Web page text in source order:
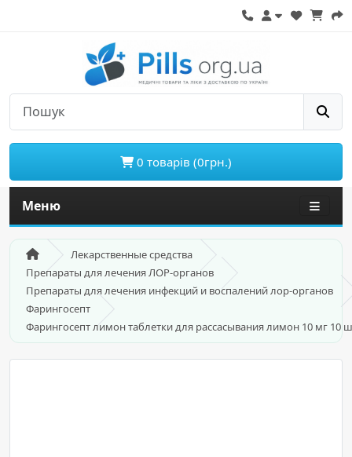
0 товарів (0грн.)
Меню
Лекарственные средства
Препараты для лечения ЛОР-органов
Препараты для лечения инфекций и воспалений лор-органов
Фарингосепт
Фарингосепт лимон таблетки для рассасывания лимон 10 мг 10